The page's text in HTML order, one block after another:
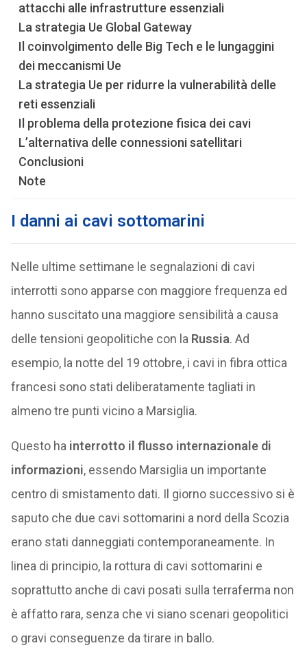
attacchi alle infrastrutture essenziali
La strategia Ue Global Gateway
Il coinvolgimento delle Big Tech e le lungaggini
dei meccanismi Ue
La strategia Ue per ridurre la vulnerabilità delle
reti essenziali
Il problema della protezione fisica dei cavi
L’alternativa delle connessioni satellitari
Conclusioni
Note
I danni ai cavi sottomarini
Nelle ultime settimane le segnalazioni di cavi
interrotti sono apparse con maggiore frequenza ed
hanno suscitato una maggiore sensibilità a causa
delle tensioni geopolitiche con la Russia. Ad
esempio, la notte del 19 ottobre, i cavi in fibra ottica
francesi sono stati deliberatamente tagliati in
almeno tre punti vicino a Marsiglia.
Questo ha interrotto il flusso internazionale di
informazioni, essendo Marsiglia un importante
centro di smistamento dati. Il giorno successivo si è
saputo che due cavi sottomarini a nord della Scozia
erano stati danneggiati contemporaneamente. In
linea di principio, la rottura di cavi sottomarini e
soprattutto anche di cavi posati sulla terraferma non
è affatto rara, senza che vi siano scenari geopolitici
o gravi conseguenze da tirare in ballo.